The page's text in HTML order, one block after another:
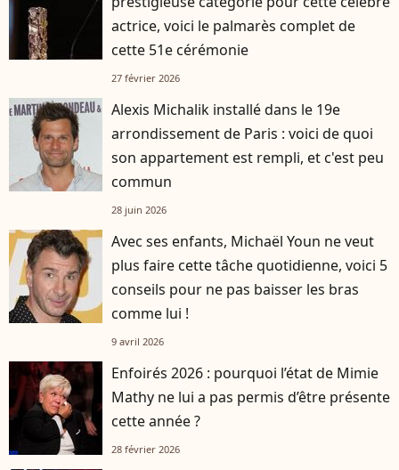
actrice, voici le palmarès complet de
cette 51e cérémonie
27 février 2026
Alexis Michalik installé dans le 19e
arrondissement de Paris : voici de quoi
son appartement est rempli, et c'est peu
commun
28 juin 2026
Avec ses enfants, Michaël Youn ne veut
plus faire cette tâche quotidienne, voici 5
conseils pour ne pas baisser les bras
comme lui !
9 avril 2026
Enfoirés 2026 : pourquoi l’état de Mimie
Mathy ne lui a pas permis d’être présente
cette année ?
28 février 2026